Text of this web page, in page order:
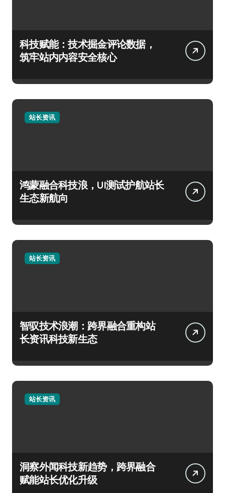
科技赋能：技术掘金评论数据，
筑牢站内内容安全核心
站长资讯
鸿蒙融合科技浪，UI测试护航站长
生态新航向
站长资讯
智驭技术浪潮：跨界融合重构站
长资讯科技新生态
站长资讯
洞察外闻科技新趋势，跨界融合
赋能站长优化升级